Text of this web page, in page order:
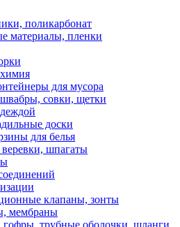
поликарбонат
материалы, пленки
для мусора
совки, щетки
доски
для белья
шпагаты
клапаны, зонты
мембраны
трубные оболочки, шланги